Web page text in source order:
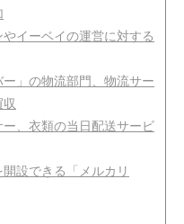
イーベイの運営に対する
」の物流部門、物流サー
収
、衣類の当日配送サービ
設できる「メルカリ